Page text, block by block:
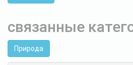
связанные
Природа